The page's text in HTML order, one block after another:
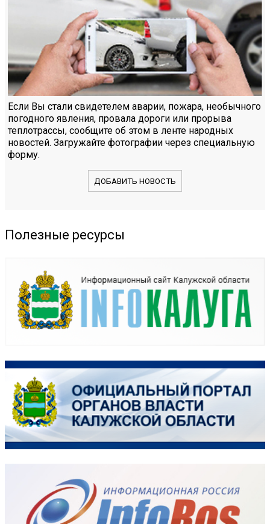
Если Вы стали свидетелем аварии, пожара, необычного
погодного явления, провала дороги или прорыва
теплотрассы, сообщите об этом в ленте народных
новостей. Загружайте фотографии через специальную
форму.
ДОБАВИТЬ НОВОСТЬ
Полезные ресурсы